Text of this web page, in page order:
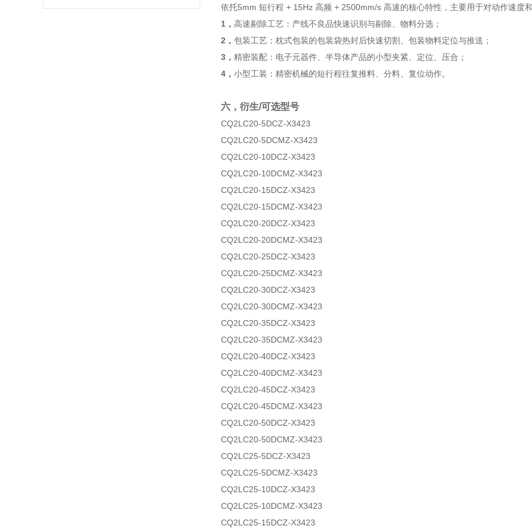
依托5mm 短行程 + 15Hz 高频 + 2500mm/s 高速的核心特性，主要用于对动作速度
1， 高速剔除工艺：产线不良品快速识别与剔除、物料分选；
2， 包装工艺：枕式包装的包装袋热封后快速切割、包装物料定位与推送；
3， 精密装配：电子元器件、半导体产品的小型夹紧、定位、压合；
4， 小型工装：精密机械的短行程往复推料、分料、复位动作。
六，衍生/可选型号
CQ2LC20-5DCZ-X3423
CQ2LC20-5DCMZ-X3423
CQ2LC20-10DCZ-X3423
CQ2LC20-10DCMZ-X3423
CQ2LC20-15DCZ-X3423
CQ2LC20-15DCMZ-X3423
CQ2LC20-20DCZ-X3423
CQ2LC20-20DCMZ-X3423
CQ2LC20-25DCZ-X3423
CQ2LC20-25DCMZ-X3423
CQ2LC20-30DCZ-X3423
CQ2LC20-30DCMZ-X3423
CQ2LC20-35DCZ-X3423
CQ2LC20-35DCMZ-X3423
CQ2LC20-40DCZ-X3423
CQ2LC20-40DCMZ-X3423
CQ2LC20-45DCZ-X3423
CQ2LC20-45DCMZ-X3423
CQ2LC20-50DCZ-X3423
CQ2LC20-50DCMZ-X3423
CQ2LC25-5DCZ-X3423
CQ2LC25-5DCMZ-X3423
CQ2LC25-10DCZ-X3423
CQ2LC25-10DCMZ-X3423
CQ2LC25-15DCZ-X3423